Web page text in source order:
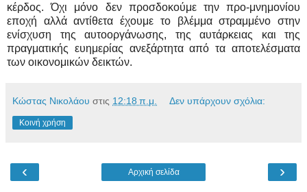
κέρδος. Όχι μόνο δεν προσδοκούμε την προ-μνημονίου
εποχή αλλά αντίθετα έχουμε το βλέμμα στραμμένο στην
ενίσχυση της αυτοοργάνωσης, της αυτάρκειας και της
πραγματικής ευημερίας ανεξάρτητα από τα αποτελέσματα
των οικονομικών δεικτών.
Κώστας Νικολάου στις 12:18 π.μ. Δεν υπάρχουν σχόλια:
Κοινή χρήση
‹ ›
Αρχική σελίδα